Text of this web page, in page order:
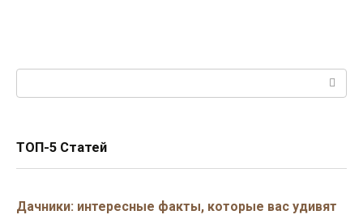
ТОП-5 Статей
Дачники: интересные факты, которые вас удивят